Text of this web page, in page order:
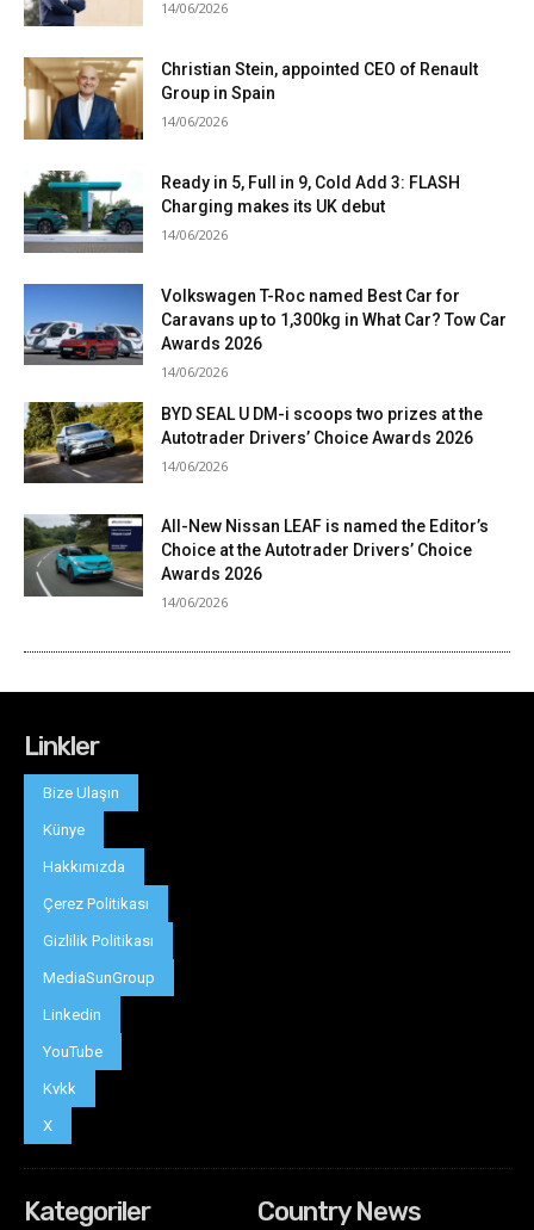
Linkler
Bize Ulaşın
Künye
Hakkımızda
Çerez Politikası
Gizlilik Politikası
MediaSunGroup
Linkedin
YouTube
Kvkk
X
Kategoriler
Country News